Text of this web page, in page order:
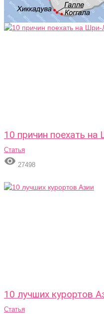
10 причин поехать
Статья
 27498
10 лучших курортов
Статья